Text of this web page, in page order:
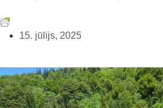
15. jūlijs, 2025